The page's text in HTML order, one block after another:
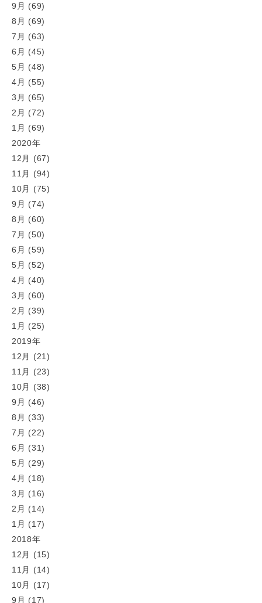
9月 (69)
8月 (69)
7月 (63)
6月 (45)
5月 (48)
4月 (55)
3月 (65)
2月 (72)
1月 (69)
2020年
12月 (67)
11月 (94)
10月 (75)
9月 (74)
8月 (60)
7月 (50)
6月 (59)
5月 (52)
4月 (40)
3月 (60)
2月 (39)
1月 (25)
2019年
12月 (21)
11月 (23)
10月 (38)
9月 (46)
8月 (33)
7月 (22)
6月 (31)
5月 (29)
4月 (18)
3月 (16)
2月 (14)
1月 (17)
2018年
12月 (15)
11月 (14)
10月 (17)
9月 (17)